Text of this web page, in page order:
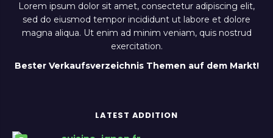
Lorem ipsum dolor sit amet, consectetur adipiscing elit,
sed do eiusmod tempor incididunt ut labore et dolore
magna aliqua. Ut enim ad minim veniam, quis nostrud
exercitation.
Bester Verkaufsverzeichnis Themen auf dem Markt!
LATEST ADDITION